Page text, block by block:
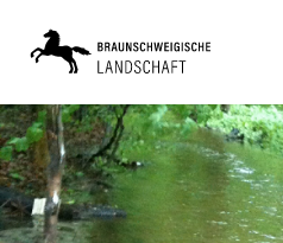
ZUM
INHALT